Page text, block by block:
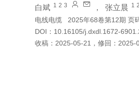
料耐火电缆耐火时间长达15290秒，为
白斌 1 2 3 ， 张立晨 1 2
电线电缆
2025年68卷第12期 页
DOI： 10.16105/j.dxdl.1672-
收稿： 2025-05-21 ， 修回： 2025-